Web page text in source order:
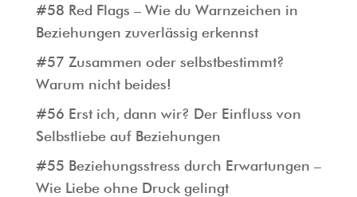
#58 Red Flags – Wie du Warnzeichen in
Beziehungen zuverlässig erkennst
#57 Zusammen oder selbstbestimmt?
Warum nicht beides!
#56 Erst ich, dann wir? Der Einfluss von
Selbstliebe auf Beziehungen
#55 Beziehungsstress durch Erwartungen –
Wie Liebe ohne Druck gelingt